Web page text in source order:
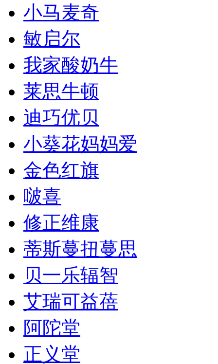
小马麦奇
敏启尔
我家酸奶牛
莱思牛顿
迪巧优贝
小葵花妈妈爱
金色红旗
啵喜
修正维康
蒂斯蔓扭蔓思
贝一乐辐智
艾瑞可益蓓
阿陀堂
正义堂